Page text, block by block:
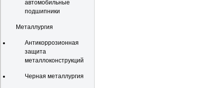
автомобильные
подшипники
Металлургия
Антикоррозионная
защита
металлоконструкций
Черная металлургия